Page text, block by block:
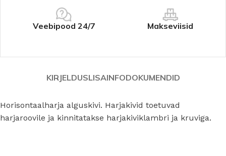
Veebipood 24/7 Makseviisid
KIRJELDUSLISAINFODOKUMENDID
Horisontaalharja alguskivi. Harjakivid toetuvad
harjaroovile ja kinnitatakse harjakiviklambri ja kruviga.